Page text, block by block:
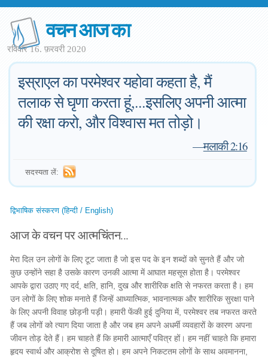
वचन आज का
रविवार 16. फ़रवरी 2020
इस्राएल का परमेश्वर यहोवा कहता है, मैं
तलाक से घृणा करता हूं,...इसलिए अपनी आत्मा
की रक्षा करो, और विश्वास मत तोड़ो।
—मलाकी 2:16
सदस्यता लें:
द्विभाषिक संस्करण (हिन्दी / English)
आज के वचन पर आत्मचिंतन...
मेरा दिल उन लोगों के लिए टूट जाता है जो इस पद के इन शब्दों को सुनते हैं और जो
कुछ उन्होंने सहा है उसके कारण उनकी आत्मा में आघात महसूस होता है। परमेश्वर
आपके द्वारा उठाए गए दर्द, क्षति, हानि, दुख और शारीरिक क्षति से नफरत करता है। हम
उन लोगों के लिए शोक मनाते हैं जिन्हें आध्यात्मिक, भावनात्मक और शारीरिक सुरक्षा पाने
के लिए अपनी विवाह छोड़नी पड़ी। हमारी फेंकी हुई दुनिया में, परमेश्वर तब नफरत करते
हैं जब लोगों को त्याग दिया जाता है और जब हम अपने अधर्मी व्यवहारों के कारण अपना
जीवन तोड़ देते हैं। हम चाहते हैं कि हमारी आत्माएँ पवित्र हों। हम नहीं चाहते कि हमारा
हृदय स्वार्थ और आक्रोश से दूषित हो। हम अपने निकटतम लोगों के साथ अवमानना,